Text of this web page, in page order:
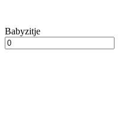
Babyzitje